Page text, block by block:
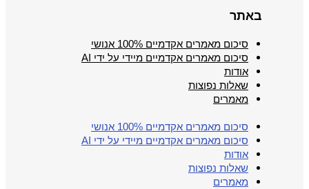
באתר
סיכום מאמרים אקדמיים 100% אנושי
סיכום מאמרים אקדמיים מיידי על ידי AI
אודות
שאלות נפוצות
מאמרים
סיכום מאמרים אקדמיים 100% אנושי
סיכום מאמרים אקדמיים מיידי על ידי AI
אודות
שאלות נפוצות
מאמרים